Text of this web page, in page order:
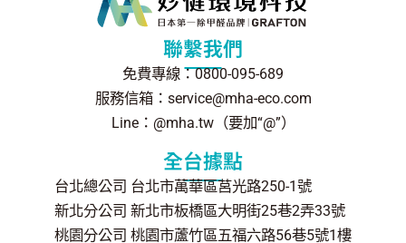
聯繫我們
免費專線：0800-095-689
服務信箱：service@mha-eco.com
Line：@mha.tw（要加“@”）
全台據點
台北總公司 台北市萬華區莒光路250-1號
新北分公司 新北市板橋區大明街25巷2弄33號
桃園分公司 桃園市蘆竹區五福六路56巷5號1樓